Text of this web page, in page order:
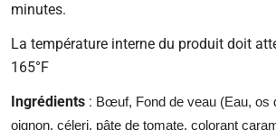
minutes.
La température interne du produit doit
165°F
Ingrédients : Bœuf, Fond de veau (Eau, os
oignon, céleri, pâte de tomate, colorant